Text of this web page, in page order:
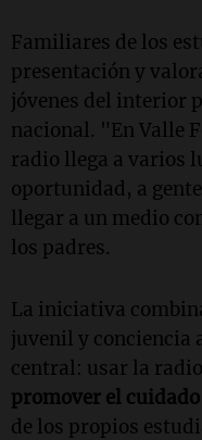
Familiares de los
presentación y
jóvenes del interior
nacional. "En Valle
radio llega a varios
oportunidad, a
llegar a un medio
los padres.
La iniciativa
juvenil y conciencia
central: usar la
promover el
de los propios